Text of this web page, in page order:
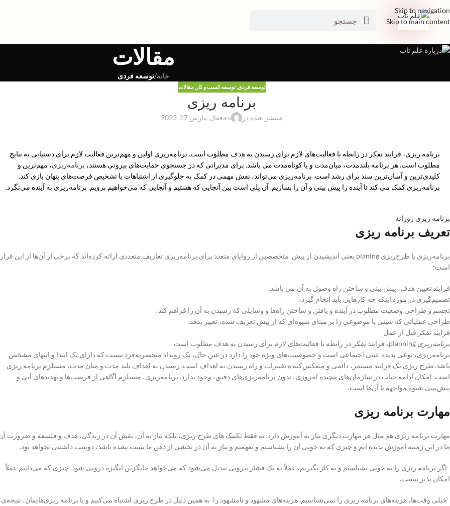
Skip to navigation
Skip to main content
مقالات
خانه/توسعه فردی
توسعه فردی ,توسعه کسب و کار ,مقالات
برنامه ریزی
منتشر شده در a sفعال مارس 27, 2023
برنامه ریزی، فرایند تفکر در رابطه با فعالیت‌های لازم برای رسیدن به هدف مطلوب است. برنامه‌ریزی اولین و مهم‌ترین فعالیت لازم برای دستیابی به نتایج
مطلوب است. هر برنامه بلندمدت، میان‌مدت و یا کوتاه‌مدت می باشد. برای مدیرانی که در جستجوی حمایت‌های بیرونی هستند، برنامه‌ریزی، مهم‌ترین و
کلیدی‌ترین و آسان‌ترین سند برای رشد است. برنامه‌ریزی می‌تواند، نقش مهمی در کمک به جلوگیری از اشتباهات یا تشخیص فرصت‌های پنهان بازی کند.
برنامه‌ریزی کمک می کند تا آینده را پیش بینی و آن را بسازیم. آن پلی است بین آنجایی که هستیم و آنجایی که می‌خواهیم برویم. برنامه‌ریزی به آینده می‌نگرد.
برنامه ریزی روزانه
تعریف برنامه ریزی
برنامه‌ریزی یا طرح‌ریزی planing یعنی اندیشیدن از پیش. متخصصین از زوایای متعدد برای برنامه‌ریزی تعاریف متعددی ارائه کرده‌اند که برخی از آن‌ها از این قرار
است:
فرایند تعیین هدف، پیش بینی و ساختن راه وصول به آن می باشد.
تصمیم‌گیری در مورد اینکه چه کارهایی باید انجام گیرد،
تجسم و طراحی وضعیت مطلوب در آینده و یافتن و ساختن راه‌ها و وسایلی که رسیدن به آن را فراهم کند،
طراحی عملیاتی که شیئی یا موضوعی را بر مبنای شیوه‌ای که از پیش تعریف شده، تغییر بدهد.
فرایند تفکر قبل از عمل
برنامه‌ریزی
برنامه‌ریزی، نوعی پدیده عینی اجتماعی است و خصوصیت‌های ویژه خود را دارد در عین حال، یک رویداد منحصربه‌فرد نیست که دارای یک ابتدا و انتهای مشخص
باشد. طرح ریزی یک فرایند مستمر، دائمی و منعکس‌کننده تغییرات و راه رسیدن به اهداف است. رسیدن به اهداف بلند مدت و میان مدت، مستلزم برنامه ریزی
است. امکان ادامه حیات در سازمان‌های پیچیده امروزی، بدون برنامه‌ریزی‌های دقیق، وجود ندارد. برنامه‌ریزی، مستلزم آگاهی از فرصت‌ها و تهدیدهای آتی و
پیش‌بینی شیوه مواجهه با آن‌ها است.
مهارت برنامه ریزی
مهارت برنامه ریزی هم مثل هر مهارت دیگری نیاز به آموزش دارد. نه فقط تکنیک های طرح ریزی، بلکه نیاز به آن، نقش آن در زندگی، هدف و فلسفه و ضرورت
ما در این زمینه آموزش ندیده ایم و چیزی که به خوبی آن را نشناسیم و نفهمیم و نیاز به آن در بخشی از ذهن ما تثبیت نشده باشد، دوست داشتنی نخواهد بود.
اگر برنامه ریزی را به خوبی نشناسیم و به کار نگیریم، عملاً به یک فشار بیرونی تبدیل می‌شود که می‌خواهد جایگزین انگیزه درونی شود. چیزی که می‌دانیم عملاً
امکان پذیر نیست.
خیلی وقت‌ها، هزینه‌های برنامه ریزی را نمی‌شناسیم. هزینه‌های مشهود و نامشهود را. به همین دلیل در طرح ریزی اشتباه می‌کنیم و یا برنامه ریزی‌هایمان، نتیجه‌ی